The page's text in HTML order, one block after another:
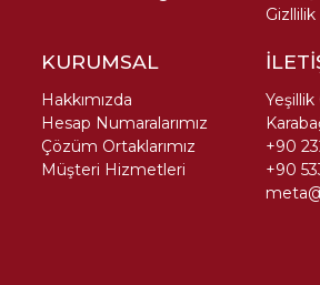
Gizllilik
KURUMSAL
Hakkımızda
Hesap Numaralarımız
Çözüm Ortaklarımız
Müşteri Hizmetleri
Yeşillik
+90
+90